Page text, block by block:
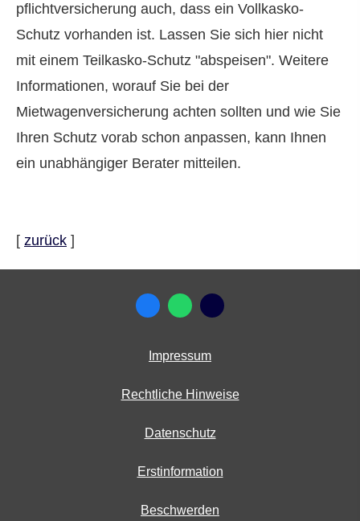
pflichtversicherung auch, dass ein Vollkasko-
Schutz vorhanden ist. Lassen Sie sich hier nicht
mit einem Teilkasko-Schutz "abspeisen". Weitere
Informationen, worauf Sie bei der
Mietwagenversicherung achten sollten und wie Sie
Ihren Schutz vorab schon anpassen, kann Ihnen
ein unabhängiger Berater mitteilen.
[ zurück ]
Impressum
Rechtliche Hinweise
Datenschutz
Erstinformation
Beschwerden